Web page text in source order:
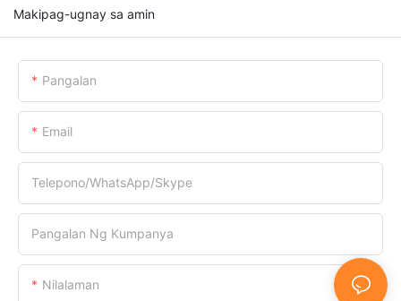
Makipag-ugnay sa amin
Pangalan
Email
Telepono/WhatsApp/Skype
Pangalan Ng Kumpanya
Nilalaman